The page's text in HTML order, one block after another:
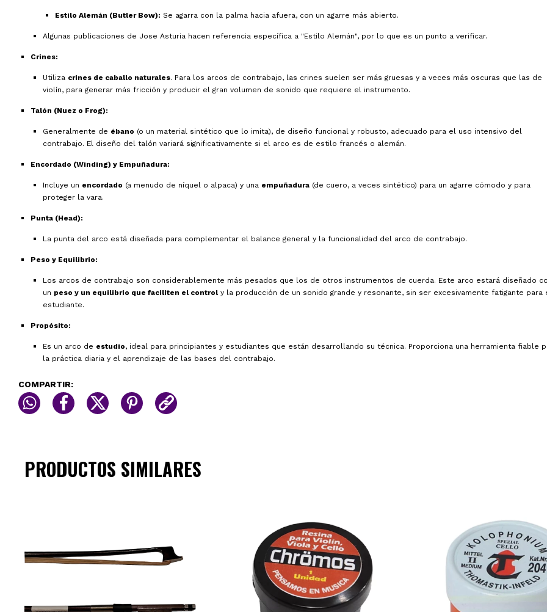
Estilo Alemán (Butler Bow): Se agarra con la palma hacia afuera, con un agarre más abierto.
Algunas publicaciones de Jose Asturia hacen referencia específica a "Estilo Alemán", por lo que es un punto a verificar.
Crines:
Utiliza crines de caballo naturales. Para los arcos de contrabajo, las crines suelen ser más gruesas y a veces más oscuras que las de
violín, para generar más fricción y producir el gran volumen de sonido que requiere el instrumento.
Talón (Nuez o Frog):
Generalmente de ébano (o un material sintético que lo imita), de diseño funcional y robusto, adecuado para el uso intensivo del
contrabajo. El diseño del talón variará significativamente si el arco es de estilo francés o alemán.
Encordado (Winding) y Empuñadura:
Incluye un encordado (a menudo de níquel o alpaca) y una empuñadura (de cuero, a veces sintético) para un agarre cómodo y para
proteger la vara.
Punta (Head):
La punta del arco está diseñada para complementar el balance general y la funcionalidad del arco de contrabajo.
Peso y Equilibrio:
Los arcos de contrabajo son considerablemente más pesados que los de otros instrumentos de cuerda. Este arco estará diseñado
un peso y un equilibrio que faciliten el control y la producción de un sonido grande y resonante, sin ser excesivamente fatigante para
estudiante.
Propósito:
Es un arco de estudio, ideal para principiantes y estudiantes que están desarrollando su técnica. Proporciona una herramienta fiable
la práctica diaria y el aprendizaje de las bases del contrabajo.
COMPARTIR:
PRODUCTOS SIMILARES